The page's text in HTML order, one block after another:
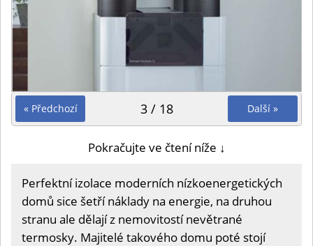
« Předchozí Další »
3 / 18
Pokračujte ve čtení níže ↓
Perfektní izolace moderních nízkoenergetických
domů sice šetří náklady na energie, na druhou
stranu ale dělají z nemovitostí nevětrané
termosky. Majitelé takového domu poté stojí